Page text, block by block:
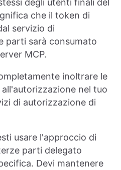
degli utenti finali del
che il token di
servizio di
parti sarà consumato
MCP.
inoltrare le
nel tuo
di autorizzazione di
usare l'approccio di
parti delegato
Devi mantenere